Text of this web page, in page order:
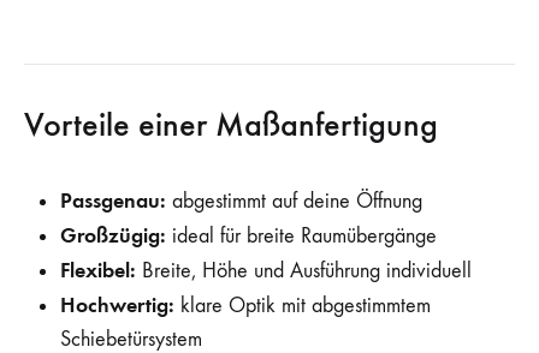
Vorteile einer Maßanfertigung
Passgenau: abgestimmt auf deine Öffnung
Großzügig: ideal für breite Raumübergänge
Flexibel: Breite, Höhe und Ausführung individuell
Hochwertig: klare Optik mit abgestimmtem
Schiebetürsystem